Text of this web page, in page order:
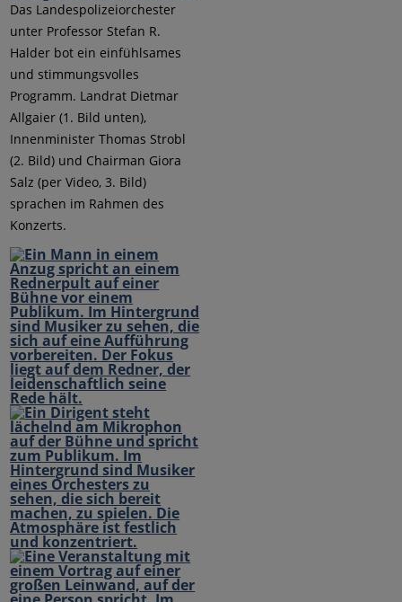
Das Landespolizeiorchester
unter Professor Stefan R.
Halder bot ein einfühlsames
und stimmungsvolles
Programm. Landrat Dietmar
Allgaier (1. Bild unten),
Innenminister Thomas Strobl
(2. Bild) und Chairman Giora
Salz (per Video, 3. Bild)
sprachen im Rahmen des
Konzerts.